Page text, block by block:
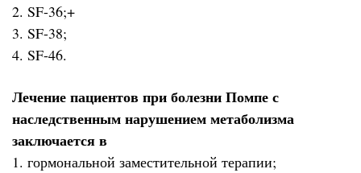
2. SF-36;+
3. SF-38;
4. SF-46.
Лечение пациентов при болезни Помпе с
наследственным нарушением метаболизма
заключается в
1. гормональной заместительной терапии;